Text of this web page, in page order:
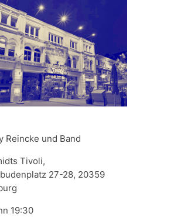
Reincke und Band
Tivoli,
27-28, 20359
19:30